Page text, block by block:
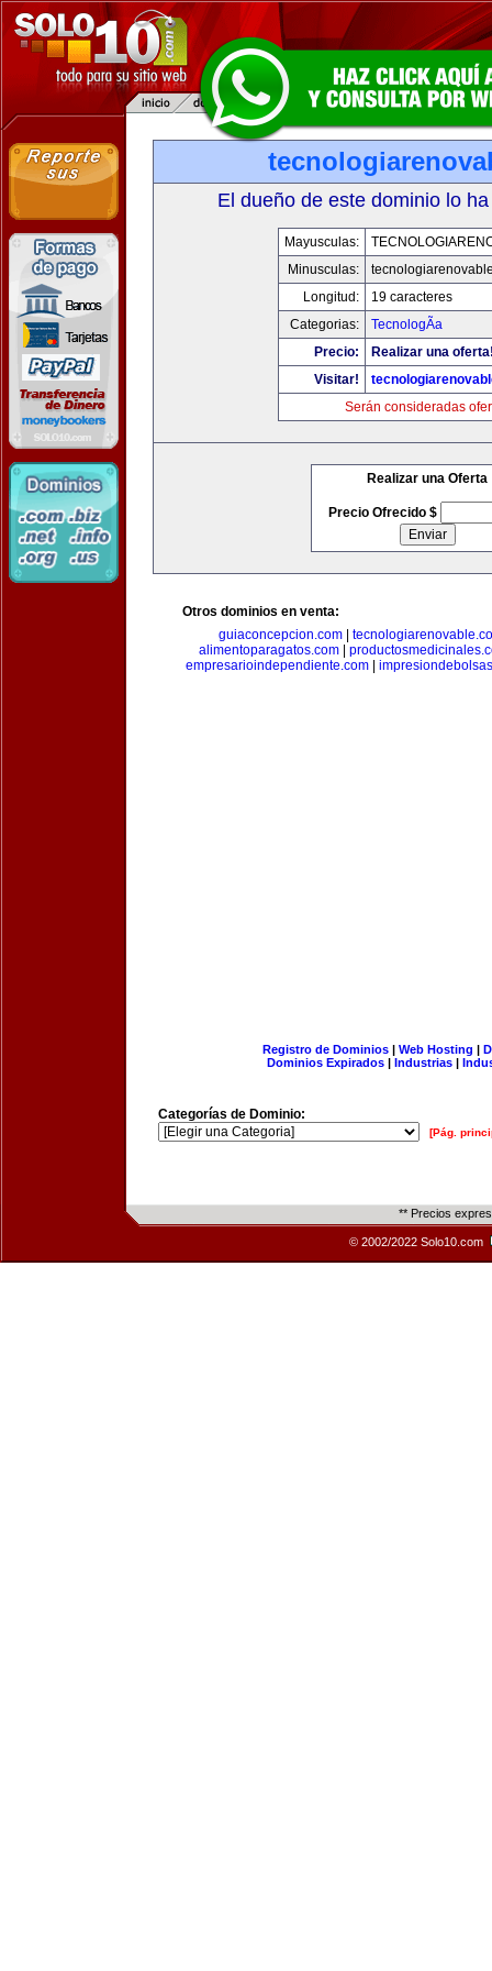
El dueño de este dominio lo
Mayusculas:
Minusculas:
Longitud:
19 caracteres
Categorias:
TecnologÃ­a
Precio:
Realizar una
Visitar!
Serán consideradas
Realizar una Oferta
Precio Ofrecido $
Otros dominios en venta:
guiaconcepcion.com|
alimentoparagatos.com
empresarioindependiente.com
Registro de Dominios| Web Hosting |
Dominios Expirados | Industrias |
Categorías de Dominio:
[Pág.
** Precios
© 2002/2022 Solo10.com